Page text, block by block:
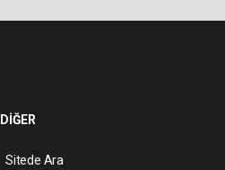
DİĞER
Sitede Ara